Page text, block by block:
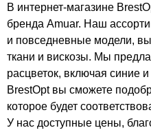
В интернет-магазине
бренда Amuar. Наш
и повседневные модели,
ткани и вискозы. Мы
расцветок, включая синие
BrestOpt вы сможете
которое будет
У нас доступные цены,